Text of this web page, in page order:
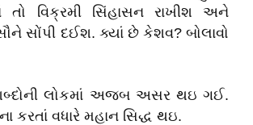
તો વિક્રમી સિંહાસન રાખીશ અને
સોંપી દઈશ. ક્યાં છે કેશવ? બોલાવો
લોકમાં અજબ અસર થઇ ગઈ.
કરતાં વધારે મહાન સિદ્ધ થઇ.